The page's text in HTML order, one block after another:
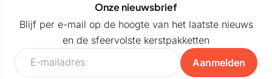
Onze nieuwsbrief
Blijf per e-mail op de hoogte van het laatste nieuws
en de sfeervolste kerstpakketten
Aanmelden